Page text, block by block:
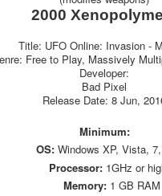
2000
Title: UFO Online: Invasion -
Free to Play, Massively
Developer:
Bad Pixel
Release Date: 8 Jun,
Minimum:
OS: Windows XP, Vista,
Processor:1GHz or
Memory: 1 GB RAM